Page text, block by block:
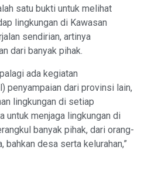
satu bukti untuk melihat
lingkungan di Kawasan
sendirian, artinya
dari banyak pihak.
ada kegiatan
penyampaian dari provinsi lain,
lingkungan di setiap
untuk menjaga lingkungan di
banyak pihak, dari orang-
bahkan desa serta kelurahan,”